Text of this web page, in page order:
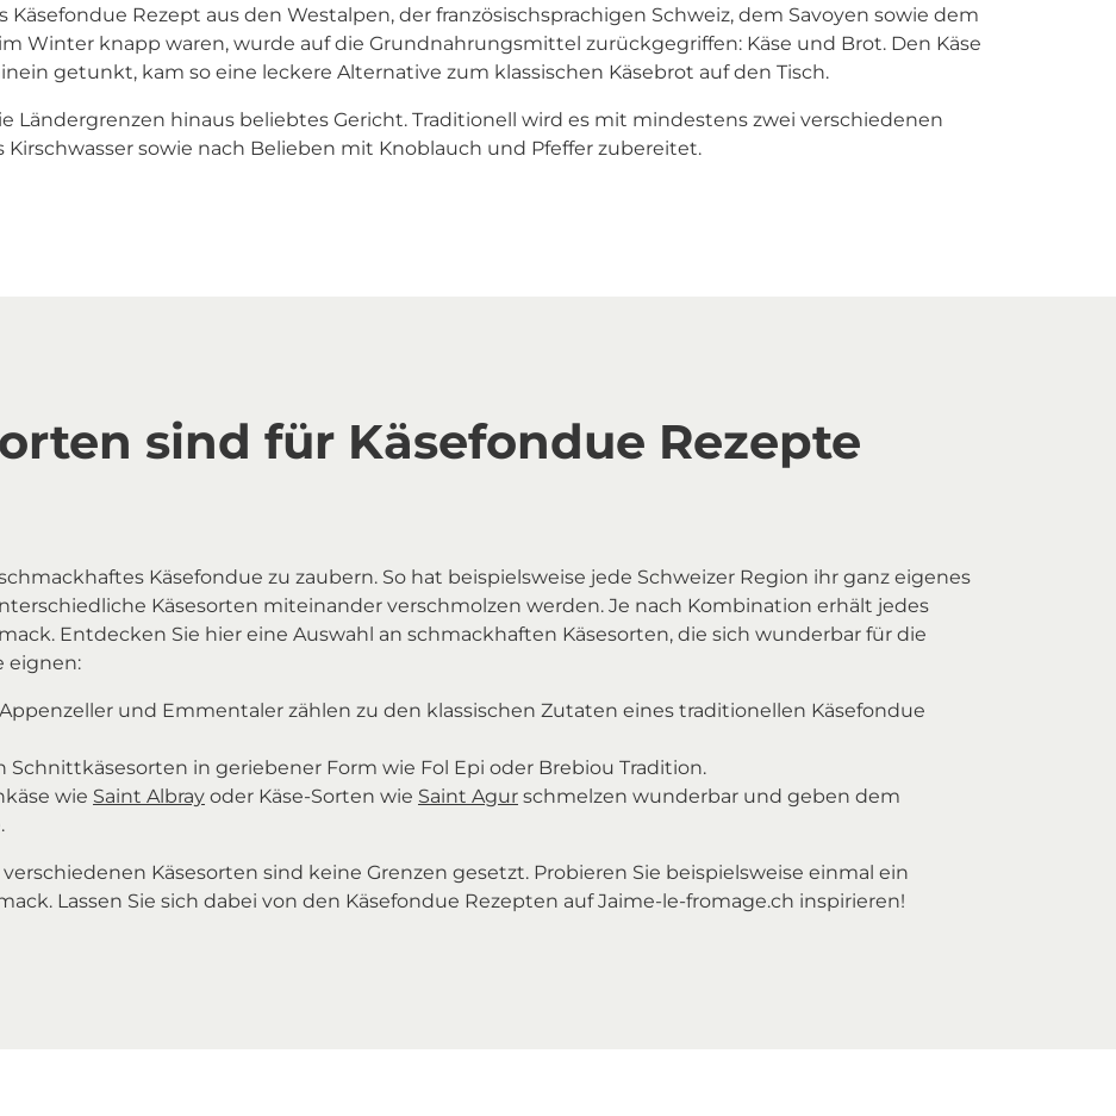
Rezept aus den Westalpen, der französischsprachigen Schweiz, dem Savoyen sowie dem
Winter knapp waren, wurde auf die Grundnahrungsmittel zurückgegriffen: Käse und Brot. Den Käse
getunkt, kam so eine leckere Alternative zum klassischen Käsebrot auf den Tisch.
Ländergrenzen hinaus beliebtes Gericht. Traditionell wird es mit mindestens zwei verschiedenen
Kirschwasser sowie nach Belieben mit Knoblauch und Pfeffer zubereitet.
sind für Käsefondue Rezepte
Käsefondue zu zaubern. So hat beispielsweise jede Schweizer Region ihr ganz eigenes
Käsesorten miteinander verschmolzen werden. Je nach Kombination erhält jedes
Entdecken Sie hier eine Auswahl an schmackhaften Käsesorten, die sich wunderbar für die
eignen:
und Emmentaler zählen zu den klassischen Zutaten eines traditionellen Käsefondue
in geriebener Form wie Fol Epi oder Brebiou Tradition.
wie Saint Albray oder Käse-Sorten wie Saint Agur schmelzen wunderbar und geben dem
Käsesorten sind keine Grenzen gesetzt. Probieren Sie beispielsweise einmal ein
Lassen Sie sich dabei von den Käsefondue Rezepten auf Jaime-le-fromage.ch inspirieren!